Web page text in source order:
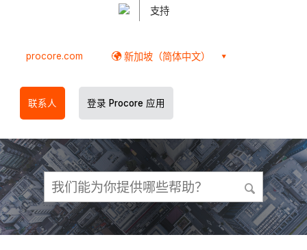
支持
procore.com 新加坡（简体中文）
联系人 登录 Procore 应用